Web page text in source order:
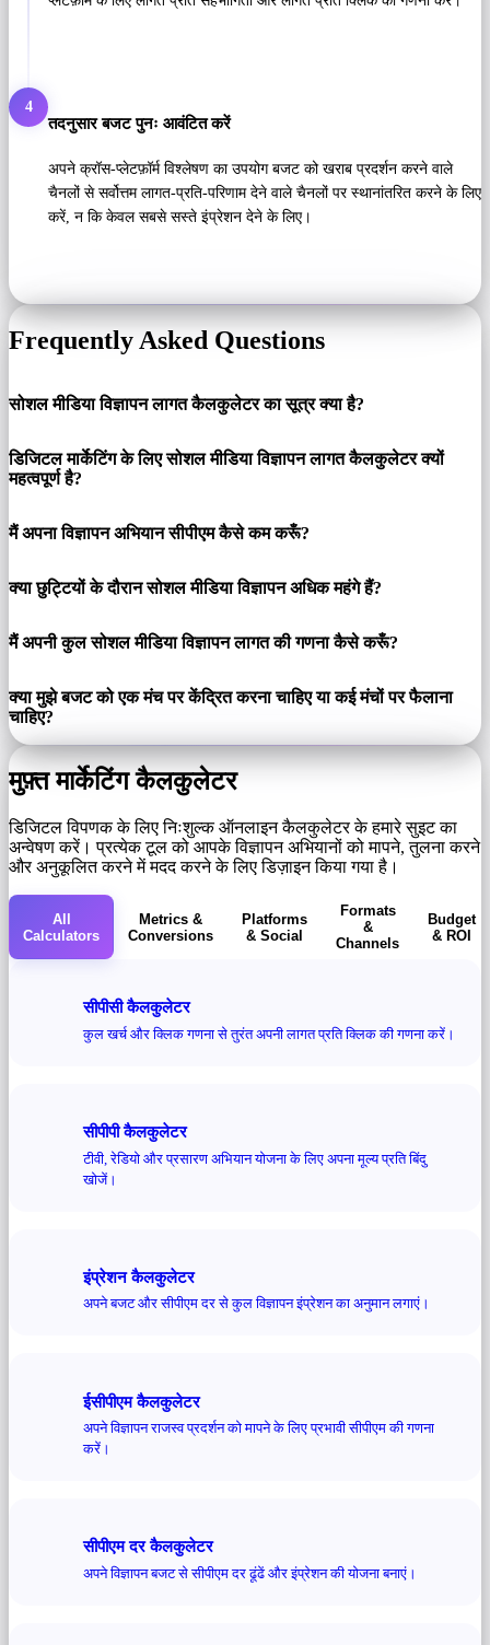
4
तदनुसार बजट पुनः आवंटित करें
अपने क्रॉस-प्लेटफ़ॉर्म विश्लेषण का उपयोग बजट को खराब प्रदर्शन करने वाले
चैनलों से सर्वोत्तम लागत-प्रति-परिणाम देने वाले चैनलों पर स्थानांतरित करने के लिए
करें, न कि केवल सबसे सस्ते इंप्रेशन देने के लिए।
Frequently Asked Questions
सोशल मीडिया विज्ञापन लागत कैलकुलेटर का सूत्र क्या है?
डिजिटल मार्केटिंग के लिए सोशल मीडिया विज्ञापन लागत कैलकुलेटर क्यों
महत्वपूर्ण है?
मैं अपना विज्ञापन अभियान सीपीएम कैसे कम करूँ?
क्या छुट्टियों के दौरान सोशल मीडिया विज्ञापन अधिक महंगे हैं?
मैं अपनी कुल सोशल मीडिया विज्ञापन लागत की गणना कैसे करूँ?
क्या मुझे बजट को एक मंच पर केंद्रित करना चाहिए या कई मंचों पर फैलाना
चाहिए?
मुफ़्त मार्केटिंग कैलकुलेटर
डिजिटल विपणक के लिए निःशुल्क ऑनलाइन कैलकुलेटर के हमारे सुइट का
अन्वेषण करें। प्रत्येक टूल को आपके विज्ञापन अभियानों को मापने, तुलना करने
और अनुकूलित करने में मदद करने के लिए डिज़ाइन किया गया है।
All
Calculators
Metrics &
Conversions
Platforms
& Social
Formats
&
Channels
Budget
& ROI
सीपीसी कैलकुलेटर
कुल खर्च और क्लिक गणना से तुरंत अपनी लागत प्रति क्लिक की गणना करें।
सीपीपी कैलकुलेटर
टीवी, रेडियो और प्रसारण अभियान योजना के लिए अपना मूल्य प्रति बिंदु
खोजें।
इंप्रेशन कैलकुलेटर
अपने बजट और सीपीएम दर से कुल विज्ञापन इंप्रेशन का अनुमान लगाएं।
ईसीपीएम कैलकुलेटर
अपने विज्ञापन राजस्व प्रदर्शन को मापने के लिए प्रभावी सीपीएम की गणना
करें।
सीपीएम दर कैलकुलेटर
अपने विज्ञापन बजट से सीपीएम दर ढूंढें और इंप्रेशन की योजना बनाएं।